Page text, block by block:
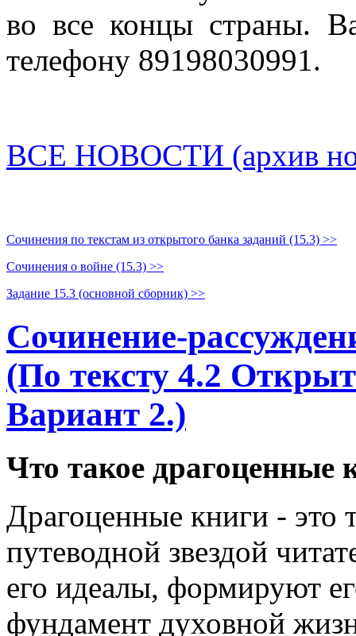
во все концы страны.
телефону 89198030991.
ВСЕ НОВОСТИ (архив
Сочинения по текстам из открытого банка заданий (15.3) >>
Сочинения о войне (15.3) >>
Задание 15.3 (основной сборник) >>
Сочинение-
(По тексту 4.2
Вариант 2.)
Что такое драгоценные
Драгоценные книги - это
путеводной звездой
его идеалы, формируют
фундамент духовной